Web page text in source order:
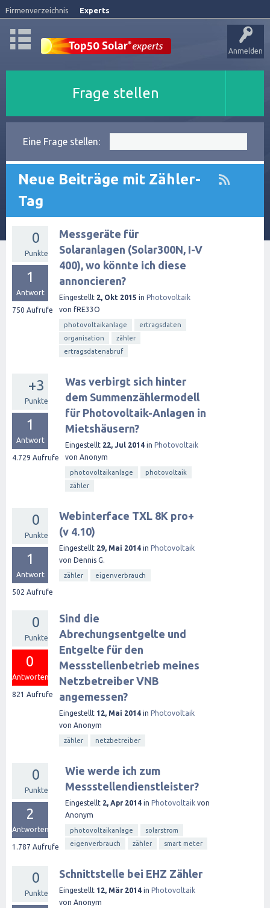
Firmenverzeichnis Experts
Anmelden
Frage stellen
Eine Frage stellen:
Neue Beiträge mit Zähler-
Tag
0
Punkte
1
Antwort
750 Aufrufe
Messgeräte für
Solaranlagen (Solar300N, I-V
400), wo könnte ich diese
annoncieren?
Eingestellt 2, Okt 2015 in Photovoltaik
von fRE33O
photovoltaikanlage
ertragsdaten
organisation
zähler
ertragsdatenabruf
+3
Punkte
1
Antwort
4.729 Aufrufe
Was verbirgt sich hinter
dem Summenzählermodell
für Photovoltaik-Anlagen in
Mietshäusern?
Eingestellt 22, Jul 2014 in Photovoltaik
von Anonym
photovoltaikanlage
photovoltaik
zähler
0
Punkte
1
Antwort
502 Aufrufe
Webinterface TXL 8K pro+
(v 4.10)
Eingestellt 29, Mai 2014 in Photovoltaik
von Dennis G.
zähler eigenverbrauch
0
Punkte
0
Antworten
821 Aufrufe
Sind die
Abrechungsentgelte und
Entgelte für den
Messstellenbetrieb meines
Netzbetreiber VNB
angemessen?
Eingestellt 12, Mai 2014 in Photovoltaik
von Anonym
zähler netzbetreiber
0
Punkte
2
Antworten
1.787 Aufrufe
Wie werde ich zum
Messstellendienstleister?
Eingestellt 2, Apr 2014 in Photovoltaik von
Anonym
photovoltaikanlage
solarstrom
eigenverbrauch
zähler smart meter
0
Punkte
Schnittstelle bei EHZ Zähler
Eingestellt 12, Mär 2014 in Photovoltaik
von Anonym